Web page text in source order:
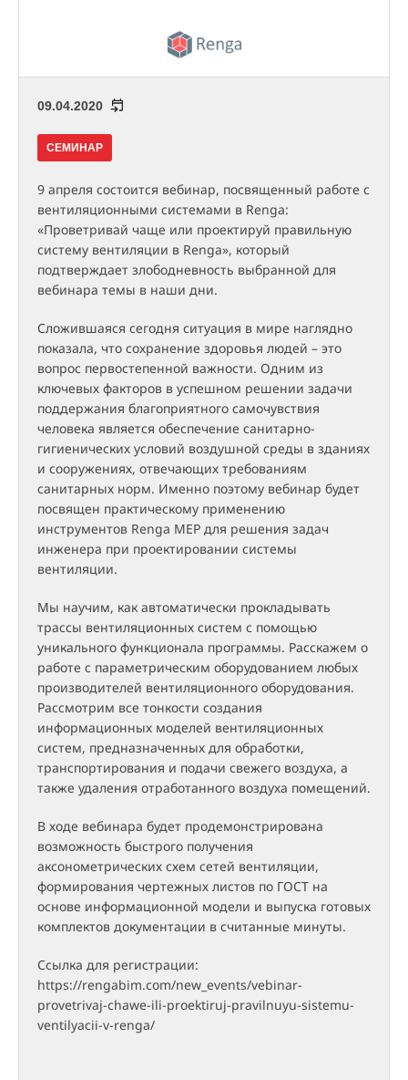
09.04.2020
СЕМИНАР
9 апреля состоится вебинар, посвященный работе с
вентиляционными системами в Renga:
«Проветривай чаще или проектируй правильную
систему вентиляции в Rengа», который
подтверждает злободневность выбранной для
вебинара темы в наши дни.
Сложившаяся сегодня ситуация в мире наглядно
показала, что сохранение здоровья людей – это
вопрос первостепенной важности. Одним из
ключевых факторов в успешном решении задачи
поддержания благоприятного самочувствия
человека является обеспечение санитарно-
гигиенических условий воздушной среды в зданиях
и сооружениях, отвечающих требованиям
санитарных норм. Именно поэтому вебинар будет
посвящен практическому применению
инструментов Renga MEP для решения задач
инженера при проектировании системы
вентиляции.
Мы научим, как автоматически прокладывать
трассы вентиляционных систем с помощью
уникального функционала программы. Расскажем о
работе с параметрическим оборудованием любых
производителей вентиляционного оборудования.
Рассмотрим все тонкости создания
информационных моделей вентиляционных
систем, предназначенных для обработки,
транспортирования и подачи свежего воздуха, а
также удаления отработанного воздуха помещений.
В ходе вебинара будет продемонстрирована
возможность быстрого получения
аксонометрических схем сетей вентиляции,
формирования чертежных листов по ГОСТ на
основе информационной модели и выпуска готовых
комплектов документации в считанные минуты.
Ссылка для регистрации:
https://rengabim.com/new_events/vebinar-
provetrivaj-chawe-ili-proektiruj-pravilnuyu-sistemu-
ventilyacii-v-renga/